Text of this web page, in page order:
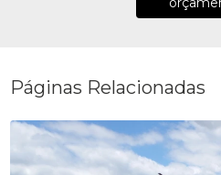
Páginas Relacionadas